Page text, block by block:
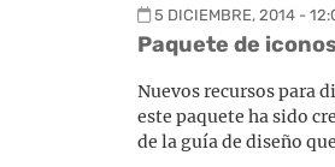
5 DICIEMBRE, 2014 -
Paquete de
Nuevos recursos para
este paquete ha sido
de la guía de diseño